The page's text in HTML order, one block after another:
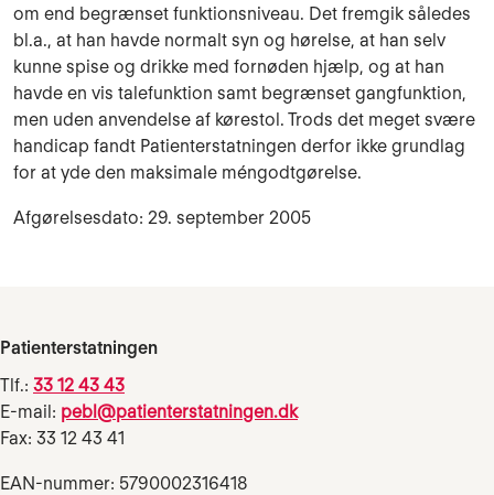
om end begrænset funktionsniveau. Det fremgik således
bl.a., at han havde normalt syn og hørelse, at han selv
kunne spise og drikke med fornøden hjælp, og at han
havde en vis talefunktion samt begrænset gangfunktion,
men uden anvendelse af kørestol. Trods det meget svære
handicap fandt Patienterstatningen derfor ikke grundlag
for at yde den maksimale méngodtgørelse.
Afgørelsesdato: 29. september 2005
Patienterstatningen
Tlf.: 33 12 43 43
E-mail: pebl@patienterstatningen.dk
Fax: 33 12 43 41
EAN-nummer: 5790002316418